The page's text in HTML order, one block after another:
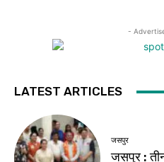
-
LATEST ARTICLES
जसपुर
जसपुर :